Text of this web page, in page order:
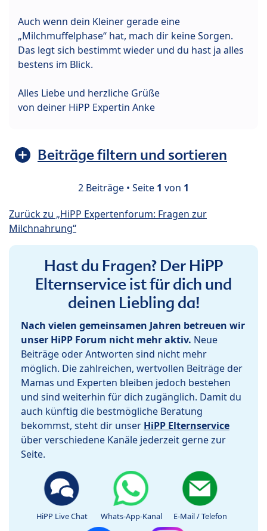
Auch wenn dein Kleiner gerade eine
„Milchmuffelphase“ hat, mach dir keine Sorgen.
Das legt sich bestimmt wieder und du hast ja alles
bestens im Blick.
Alles Liebe und herzliche Grüße
von deiner HiPP Expertin Anke
Beiträge filtern und sortieren
2 Beiträge • Seite 1 von 1
Zurück zu „HiPP Expertenforum: Fragen zur
Milchnahrung“
Hast du Fragen? Der HiPP
Elternservice ist für dich und
deinen Liebling da!
Nach vielen gemeinsamen Jahren betreuen wir
unser HiPP Forum nicht mehr aktiv. Neue
Beiträge oder Antworten sind nicht mehr
möglich. Die zahlreichen, wertvollen Beiträge der
Mamas und Experten bleiben jedoch bestehen
und sind weiterhin für dich zugänglich. Damit du
auch künftig die bestmögliche Beratung
bekommst, steht dir unser HiPP Elternservice
über verschiedene Kanäle jederzeit gerne zur
Seite.
HiPP Live Chat Whats-App-Kanal E-Mail / Telefon